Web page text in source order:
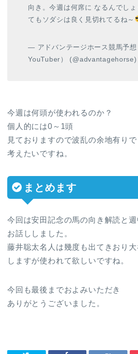
向き。今週は何席に なるんでしょ
てもソダシは良く見切れてるね～
— アドバンテージホース競馬予想
YouTuber） (@advantagehorse)
今週は何頭が使われるのか？
個人的には0～1頭
見ておりますので波乱の余地有りで
考えたいですね。
まとめます
今回は安田記念の馬の向き解読と
お話ししました。
藤井聡太名人は幾度も出てきおり
しますが使われて欲しいですね。
今回も最後までおよみいただき
ありがとうございました。